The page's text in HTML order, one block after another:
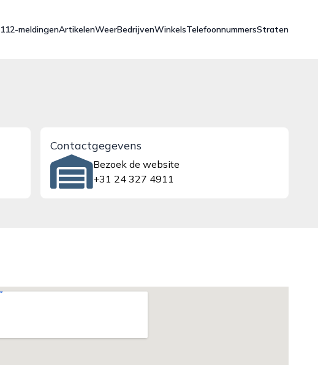
112-meldingenArtikelenWeerBedrijvenWinkelsTelefoonnummersStraten
Contactgegevens
Bezoek de website
+31 24 327 4911